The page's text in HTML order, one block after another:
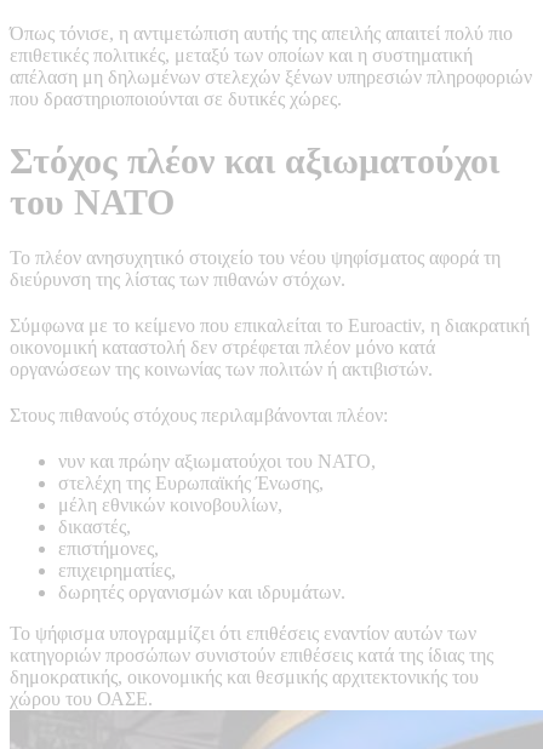
Όπως τόνισε, η αντιμετώπιση αυτής της απειλής απαιτεί πολύ πιο
επιθετικές πολιτικές, μεταξύ των οποίων και η συστηματική
απέλαση μη δηλωμένων στελεχών ξένων υπηρεσιών πληροφοριών
που δραστηριοποιούνται σε δυτικές χώρες.
Στόχος πλέον και αξιωματούχοι
του ΝΑΤΟ
Το πλέον ανησυχητικό στοιχείο του νέου ψηφίσματος αφορά τη
διεύρυνση της λίστας των πιθανών στόχων.
Σύμφωνα με το κείμενο που επικαλείται το Euroactiv, η διακρατική
οικονομική καταστολή δεν στρέφεται πλέον μόνο κατά
οργανώσεων της κοινωνίας των πολιτών ή ακτιβιστών.
Στους πιθανούς στόχους περιλαμβάνονται πλέον:
νυν και πρώην αξιωματούχοι του ΝΑΤΟ,
στελέχη της Ευρωπαϊκής Ένωσης,
μέλη εθνικών κοινοβουλίων,
δικαστές,
επιστήμονες,
επιχειρηματίες,
δωρητές οργανισμών και ιδρυμάτων.
Το ψήφισμα υπογραμμίζει ότι επιθέσεις εναντίον αυτών των
κατηγοριών προσώπων συνιστούν επιθέσεις κατά της ίδιας της
δημοκρατικής, οικονομικής και θεσμικής αρχιτεκτονικής του
χώρου του ΟΑΣΕ.